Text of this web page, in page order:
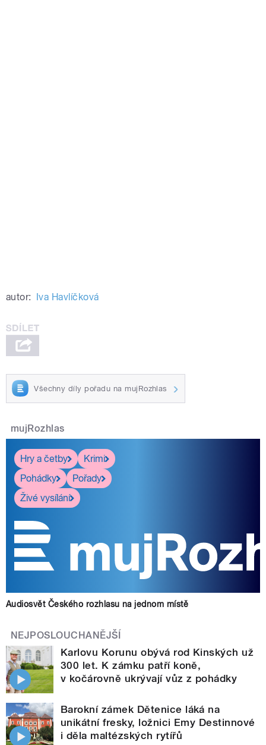
autor: Iva Havlíčková
Všechny díly pořadu na mujRozhlas
mujRozhlas
Hry a četby
Krimi
Pohádky
Pořady
Živé vysílání
Audiosvět Českého rozhlasu na jednom místě
NEJPOSLOUCHANĚJŠÍ
Karlovu Korunu obývá rod Kinských už
300 let. K zámku patří koně,
v kočárovně ukrývají vůz z pohádky
Barokní zámek Dětenice láká na
unikátní fresky, ložnici Emy Destinnové
i děla maltézských rytířů